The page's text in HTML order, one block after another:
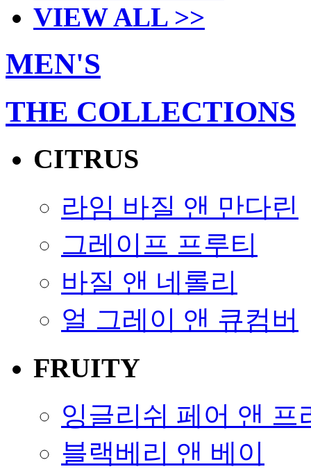
VIEW ALL >>
MEN'S
THE COLLECTIONS
CITRUS
라임 바질 앤 만다린
그레이프 프루티
바질 앤 네롤리
얼 그레이 앤 큐컴버
FRUITY
잉글리쉬 페어 앤 프
블랙베리 앤 베이